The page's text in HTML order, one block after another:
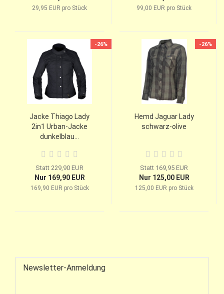
29,95 EUR pro Stück 99,00 EUR pro Stück
-26%
Jacke Thiago Lady
2in1 Urban-Jacke
dunkelblau...
Statt 229,90 EUR
Nur 169,90 EUR
169,90 EUR pro Stück
-26%
Hemd Jaguar Lady
schwarz-olive
Statt 169,95 EUR
Nur 125,00 EUR
125,00 EUR pro Stück
Newsletter-Anmeldung